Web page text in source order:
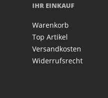
IHR EINKAUF
Warenkorb
Top Artikel
Versandkosten
Widerrufsrecht